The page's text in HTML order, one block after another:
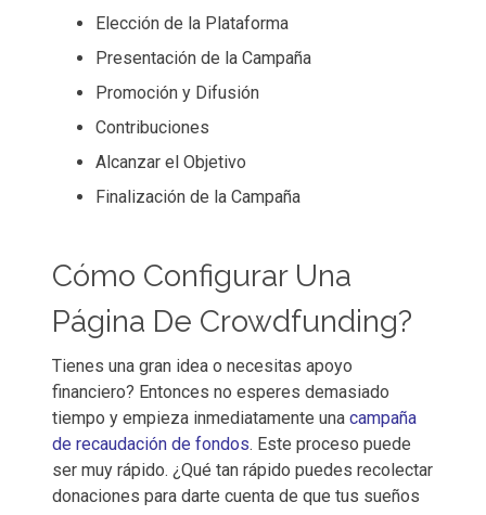
Elección de la Plataforma
Presentación de la Campaña
Promoción y Difusión
Contribuciones
Alcanzar el Objetivo
Finalización de la Campaña
Cómo Configurar Una
Página De Crowdfunding?
Tienes una gran idea o necesitas apoyo
financiero? Entonces no esperes demasiado
tiempo y empieza inmediatamente una campaña
de recaudación de fondos. Este proceso puede
ser muy rápido. ¿Qué tan rápido puedes recolectar
donaciones para darte cuenta de que tus sueños